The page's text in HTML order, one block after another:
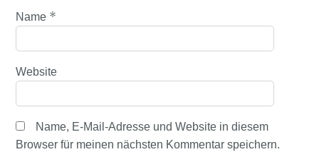
Name *
Website
Name, E-Mail-Adresse und Website in diesem
Browser für meinen nächsten Kommentar speichern.